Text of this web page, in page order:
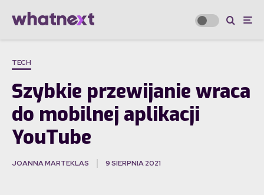
TECH
Szybkie przewijanie wraca
do mobilnej aplikacji
YouTube
JOANNA MARTEKLAS 9 SIERPNIA 2021